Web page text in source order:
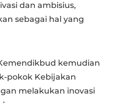
dan ambisius,
sebagai hal yang
kemudian
pokok Kebijakan
melakukan inovasi